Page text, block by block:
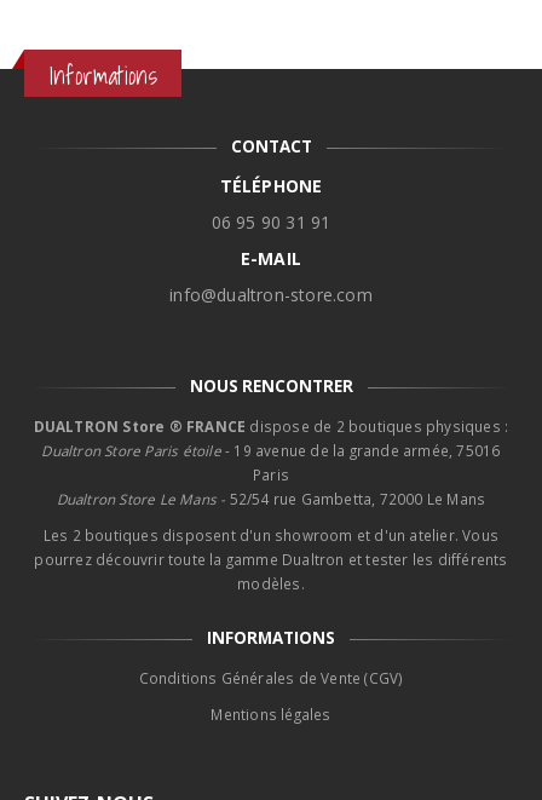
Informations
CONTACT
TÉLÉPHONE
06 95 90 31 91
E-MAIL
info@dualtron-store.com
NOUS RENCONTRER
DUALTRON Store ® FRANCE dispose de 2 boutiques physiques :
Dualtron Store Paris étoile- 19 avenue de la grande armée, 75016
Paris
Dualtron Store Le Mans - 52/54 rue Gambetta, 72000 Le Mans
Les 2 boutiques disposent d'un showroom et d'un atelier. Vous
pourrez découvrir toute la gamme Dualtron et tester les différents
modèles.
INFORMATIONS
Conditions Générales de Vente (CGV)
Mentions légales